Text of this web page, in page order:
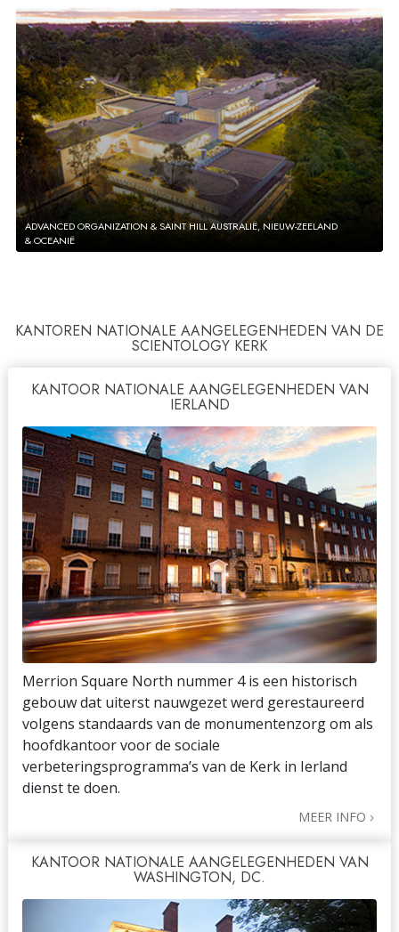
ADVANCED ORGANIZATION & SAINT HILL AUSTRALIË, NIEUW-ZEELAND
& OCEANIË
KANTOREN NATIONALE AANGELEGENHEDEN VAN DE
SCIENTOLOGY KERK
KANTOOR NATIONALE AANGELEGENHEDEN VAN
IERLAND
Merrion Square North nummer 4 is een historisch
gebouw dat uiterst nauwgezet werd gerestaureerd
volgens standaards van de monumentenzorg om als
hoofdkantoor voor de sociale
verbeteringsprogramma’s van de Kerk in Ierland
dienst te doen.
MEER INFO
KANTOOR NATIONALE AANGELEGENHEDEN VAN
WASHINGTON, DC.